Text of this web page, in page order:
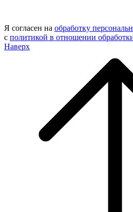
Я согласен на обработку
с политикой в отношении
Наверх